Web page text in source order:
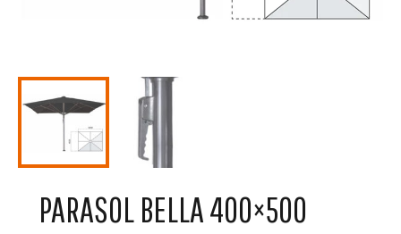
PARASOL BELLA 400×500